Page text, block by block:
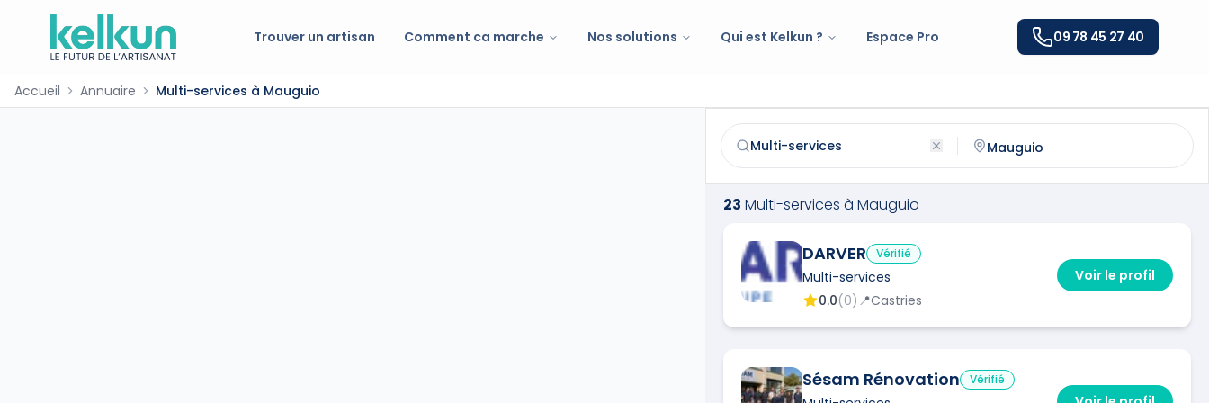
Trouver un artisan Comment ca marche Nos solutions Qui est Kelkun ? Espace Pro 09 78 45 27 40
Accueil Annuaire Multi-services à Mauguio
Trouvez et contactez un
multi-services qualifié à
23 Multi-services à Mauguio
DARVER Vérifié
Multi-services
0.0(0) 📍Castries
Voir le profil
Sésam Rénovation Vérifié